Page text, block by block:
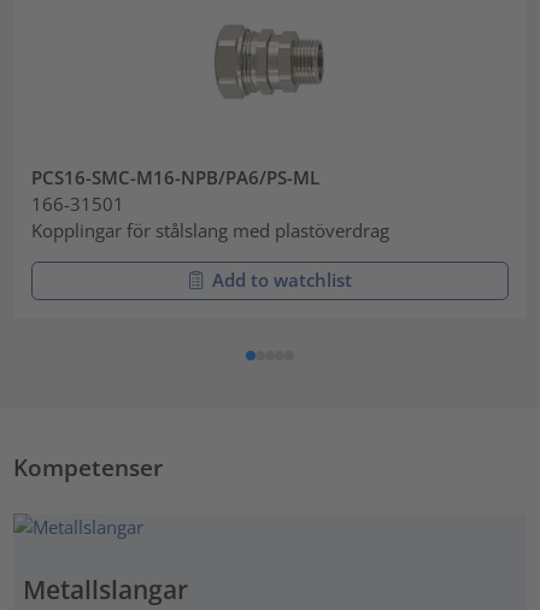
PCS16-SMC-M16-NPB/PA6/PS-ML
166-31501
Kopplingar för stålslang med plastöverdrag
Add to watchlist
Kompetenser
Metallslangar